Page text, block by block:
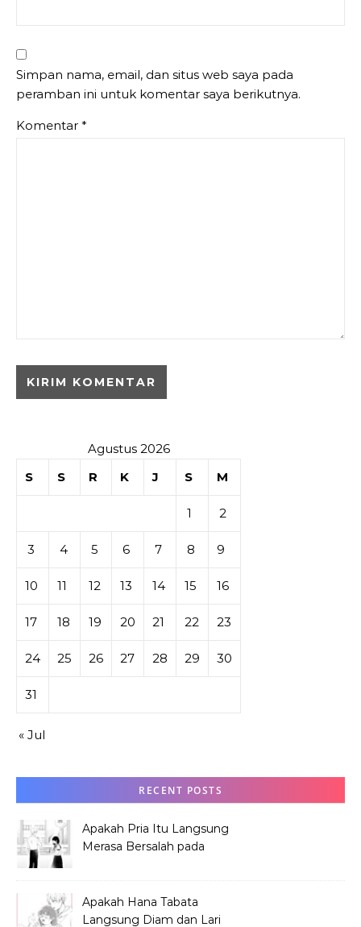
Simpan nama, email, dan situs web saya pada
peramban ini untuk komentar saya berikutnya.
Komentar *
Agustus 2026
S
S R K J S M
1 2
3 4 5 6 7 8 9
10 11 12 13 14 15 16
17 18 19 20 21 22 23
24 25 26 27 28 29 30
31
« Jul
RECENT POSTS
Apakah Pria Itu Langsung
Merasa Bersalah pada
Apakah Hana Tabata
Langsung Diam dan Lari